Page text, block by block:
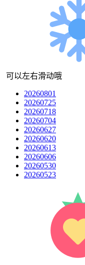
可以左右滑动哦
20260801
20260725
20260718
20260704
20260627
20260620
20260613
20260606
20260530
20260523